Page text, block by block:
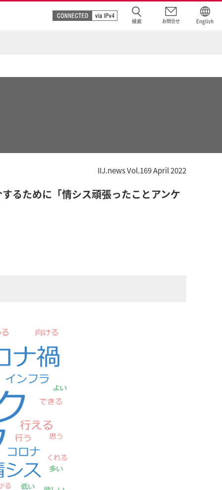
検索 お問合せ English
IIJ.news Vol.169 April 2022
るために「情シス頑張ったことアンケ